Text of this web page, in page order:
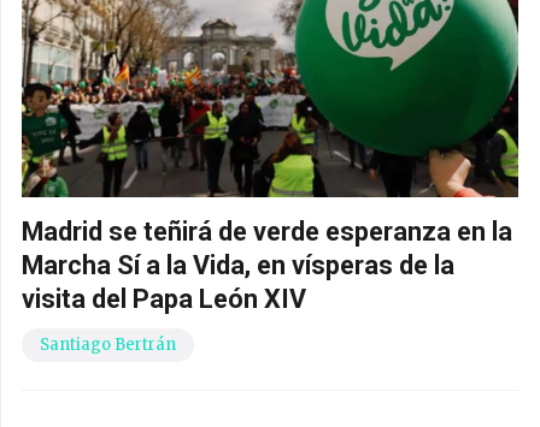
Madrid se teñirá de verde esperanza en la
Marcha Sí a la Vida, en vísperas de la
visita del Papa León XIV
Santiago Bertrán